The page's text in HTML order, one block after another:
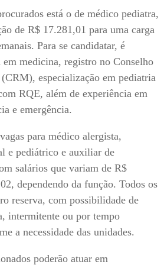
está o de médico pediatra,
de R$ 17.281,01 para uma carga
Para se candidatar, é
medicina, registro no Conselho
especialização em pediatria
RQE, além de experiência em
e emergência.
para médico alergista,
e pediátrico e auxiliar de
salários que variam de R$
dependendo da função. Todos os
reserva, com possibilidade de
intermitente ou por tempo
a necessidade das unidades.
poderão atuar em